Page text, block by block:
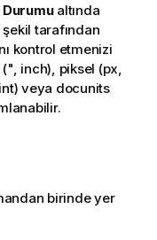
altında
tarafından
kontrol etmenizi
inch), piksel (px,
veya docunits
birinde yer